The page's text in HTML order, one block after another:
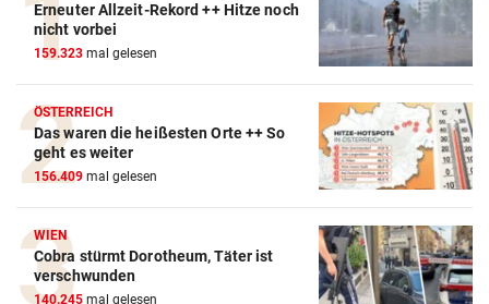
Erneuter Allzeit-Rekord ++ Hitze noch
nicht vorbei
159.323 mal gelesen
ÖSTERREICH
Das waren die heißesten Orte ++ So
geht es weiter
156.409 mal gelesen
WIEN
Cobra stürmt Dorotheum, Täter ist
verschwunden
140.245 mal gelesen